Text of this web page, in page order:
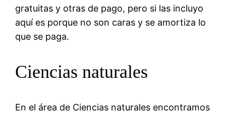
gratuitas y otras de pago, pero si las incluyo
aquí es porque no son caras y se amortiza lo
que se paga.
Ciencias naturales
En el área de Ciencias naturales encontramos